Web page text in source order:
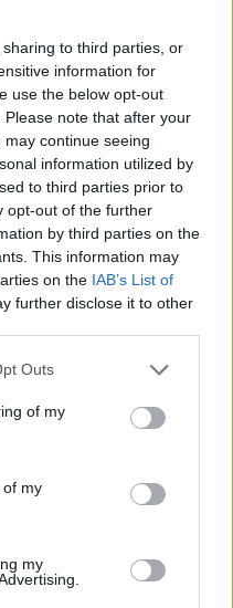
to third parties, or
information for
use the below opt-out
note that after your
continue seeing
information utilized by
to third parties prior to
opt-out of the further
by third parties on the
This information may
on the IAB’s List of
further disclose it to other
Outs
of my
of my
my
δοκιμαστικά
για την επέκταση
Θεσσαλονίκης προς
Υποδομών Νίκος Ταχιάος
τι προβλέπεται για
και νέες επεκτάσεις.
σε στάση